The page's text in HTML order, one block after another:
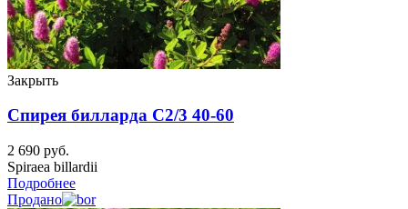
Закрыть
Спирея билларда C2/3 40-60
2 690 руб.
Spiraea billardii
Подробнее
Продано